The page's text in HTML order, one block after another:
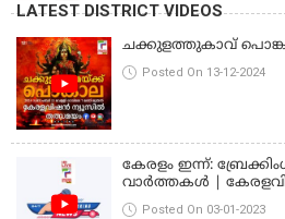
LATEST DISTRICT VIDEOS
ചക്കുളത്തുകാവ്
Posted On 13-12-2024
കേരളം ഇന്ന്:
വാർത്തകൾ |
Posted On 03-01-2023